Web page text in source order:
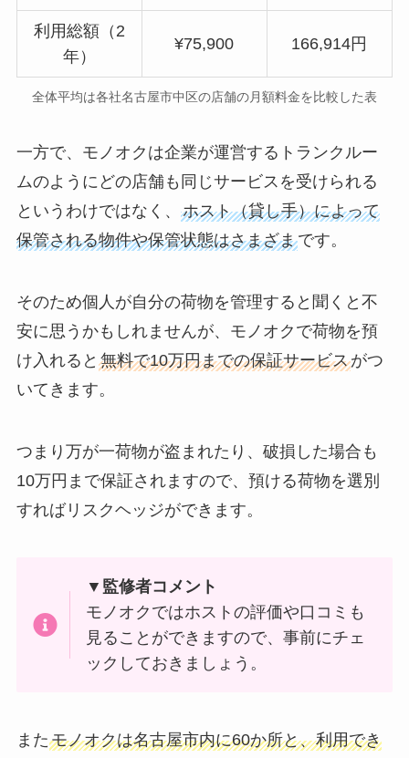
利用総額（2
年）
¥75,900 166,914円
全体平均は各社名古屋市中区の店舗の月額料金を比較した表
一方で、モノオクは企業が運営するトランクルー
ムのようにどの店舗も同じサービスを受けられる
というわけではなく、 ホスト（貸し手）によって
保管される物件や保管状態はさまざまです。
そのため個人が自分の荷物を管理すると聞くと不
安に思うかもしれませんが、モノオクで荷物を預
け入れると 無料で10万円までの保証サービスがつ
いてきます。
つまり万が一荷物が盗まれたり、破損した場合も
10万円まで保証されますので、預ける荷物を選別
すればリスクヘッジができます。
▼監修者コメント
モノオクではホストの評価や口コミも
見ることができますので、事前にチェ
ックしておきましょう。
またモノオクは名古屋市内に60か所と、利用でき